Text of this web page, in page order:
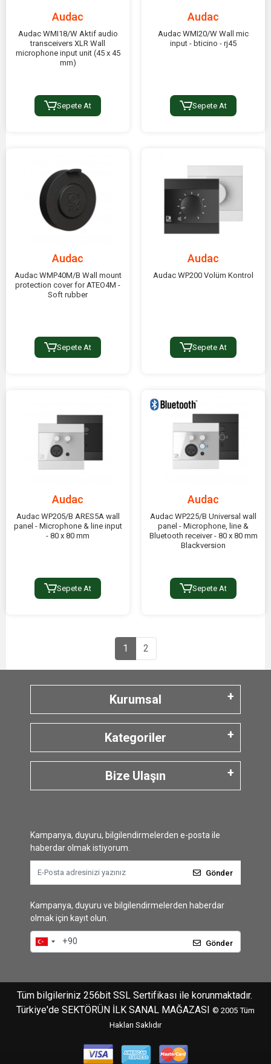
Audac
Audac WMI18/W Aktif audio
transceivers XLR Wall
microphone input unit (45 x 45
mm)
Sepete At
Audac
Audac WMI20/W Wall mic
input - bticino - rj45
Sepete At
Audac
Audac WMP40M/B Wall mount
protection cover for ATEO4M -
Soft rubber
Sepete At
Audac
Audac WP200 Volüm Kontrol
Sepete At
Audac
Audac WP205/B ARES5A wall
panel - Microphone & line input
- 80 x 80 mm
Sepete At
Audac
Audac WP225/B Universal wall
panel - Microphone, line &
Bluetooth receiver - 80 x 80 mm
Blackversion
Sepete At
1 2
Kurumsal
Kategoriler
Bize Ulaşın
Kampanya, duyuru, bilgilendirmelerden e-posta ile
haberdar olmak istiyorum.
Gönder
Kampanya, duyuru ve bilgilendirmelerden haberdar
olmak için kayıt olun.
Gönder
Tüm bilgileriniz 256bit SSL Sertifikası ile korunmaktadır.
Türkiye'de SEKTÖRÜN İLK SANAL MAĞAZASI © 2005 Tüm
Hakları Saklıdır